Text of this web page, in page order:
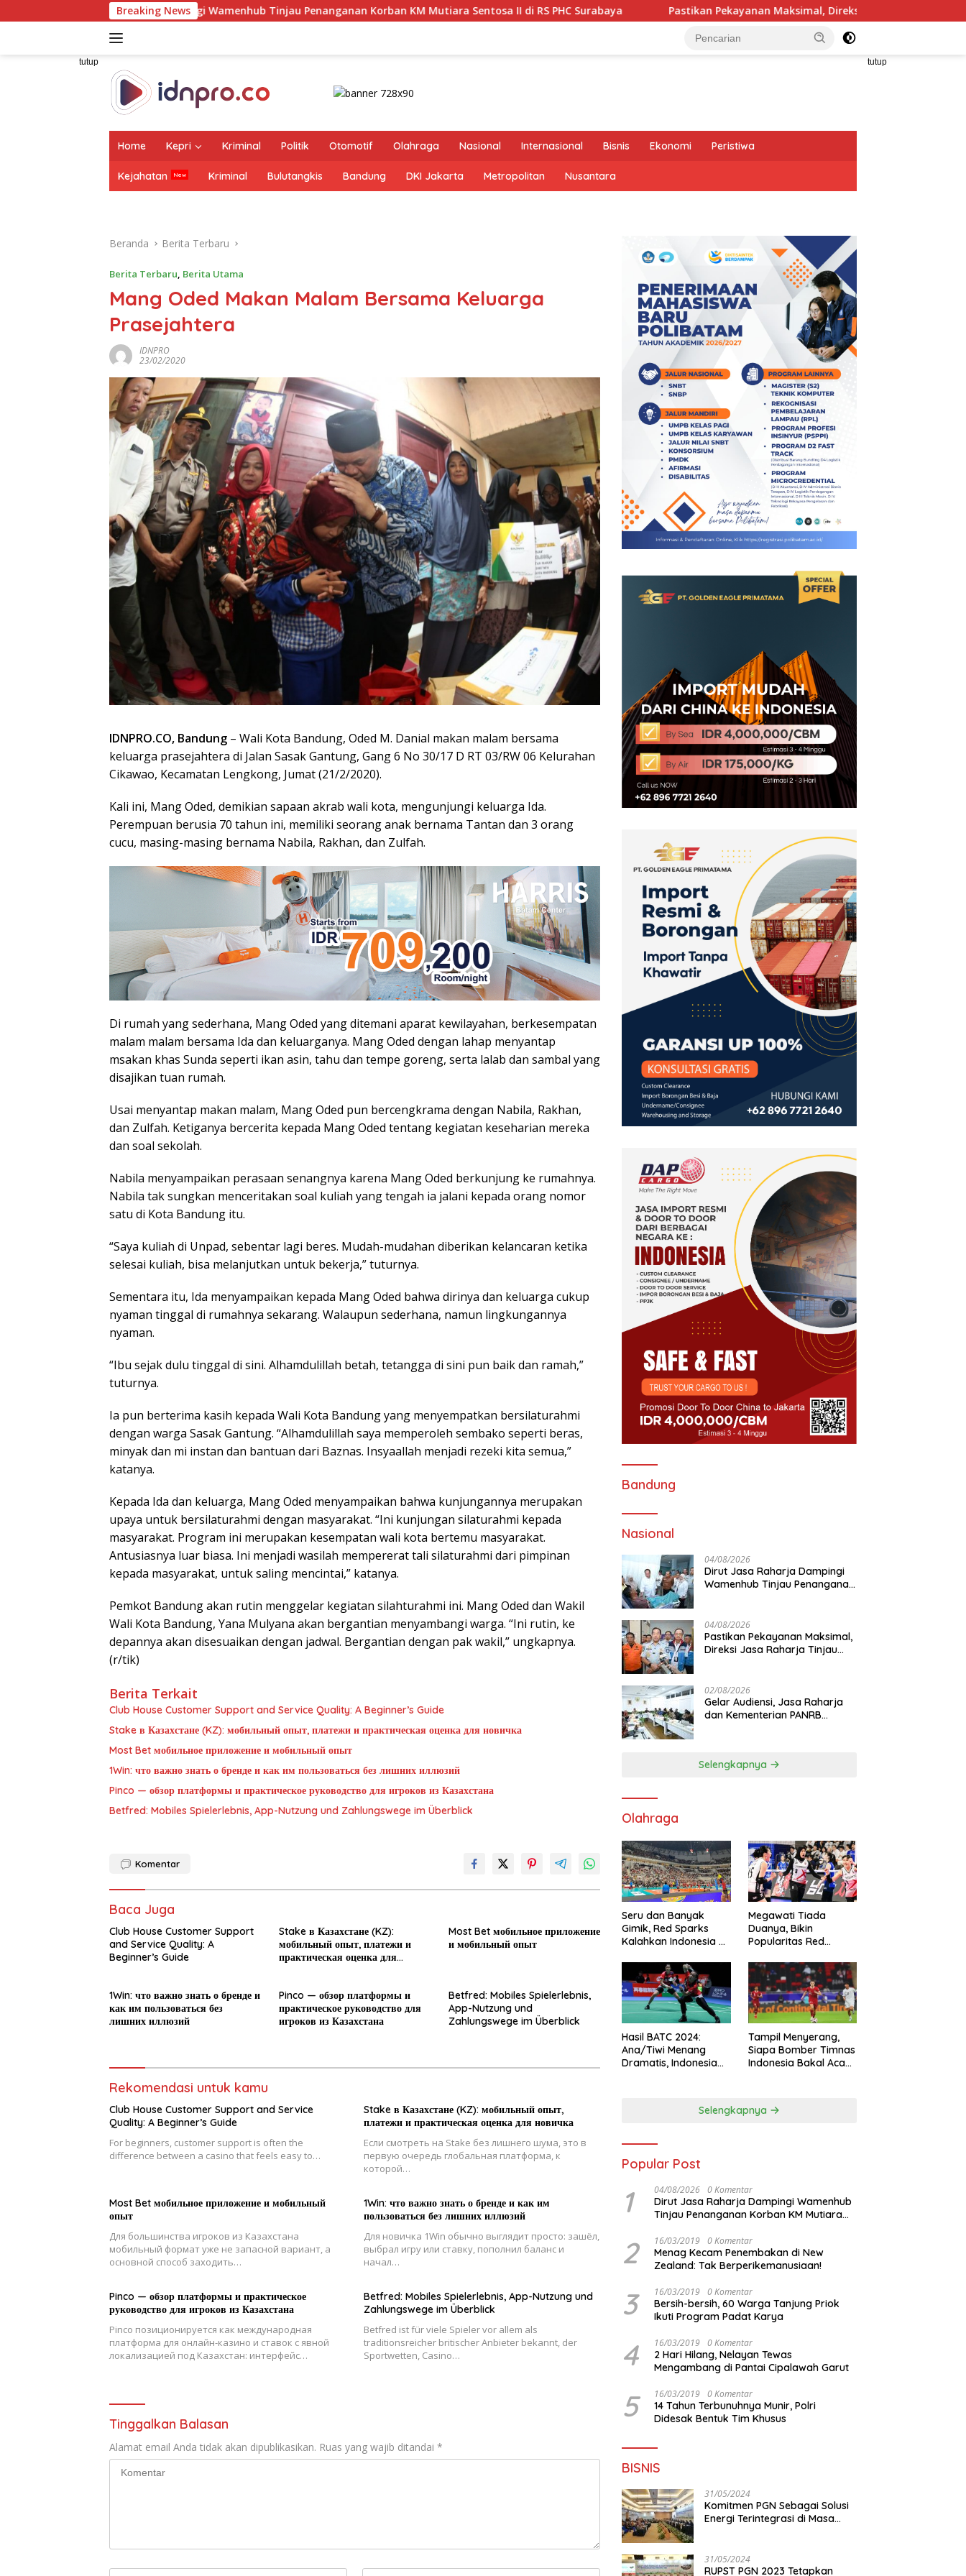
ke
Breaking News
Dampingi Wamenhub Tinjau Penanganan Korban KM Mutiara Sentosa II di RS PHC Surabaya Pastikan Pekayanan Maksimal, Direksi Jasa Raharja Tinjau Korban Kebakaran KM
tutup tutup
Home Kepri Kriminal Politik Otomotif Olahraga Nasional Internasional Bisnis Ekonomi Peristiwa
Kejahatan Kriminal Bulutangkis Bandung DKI Jakarta Metropolitan Nusantara
Beranda Berita Terbaru
Berita Terbaru, Berita Utama
Mang Oded Makan Malam Bersama Keluarga
Prasejahtera
IDNPRO
23/02/2020
IDNPRO.CO, Bandung – Wali Kota Bandung, Oded M. Danial makan malam bersama
keluarga prasejahtera di Jalan Sasak Gantung, Gang 6 No 30/17 D RT 03/RW 06 Kelurahan
Cikawao, Kecamatan Lengkong, Jumat (21/2/2020).
Kali ini, Mang Oded, demikian sapaan akrab wali kota, mengunjungi keluarga Ida.
Perempuan berusia 70 tahun ini, memiliki seorang anak bernama Tantan dan 3 orang
cucu, masing-masing bernama Nabila, Rakhan, dan Zulfah.
Di rumah yang sederhana, Mang Oded yang ditemani aparat kewilayahan, berkesempatan
malam malam bersama Ida dan keluarganya. Mang Oded dengan lahap menyantap
msakan khas Sunda seperti ikan asin, tahu dan tempe goreng, serta lalab dan sambal yang
disajikan tuan rumah.
Usai menyantap makan malam, Mang Oded pun bercengkrama dengan Nabila, Rakhan,
dan Zulfah. Ketiganya bercerita kepada Mang Oded tentang kegiatan keseharian mereka
dan soal sekolah.
Nabila menyampaikan perasaan senangnya karena Mang Oded berkunjung ke rumahnya.
Nabila tak sungkan menceritakan soal kuliah yang tengah ia jalani kepada orang nomor
satu di Kota Bandung itu.
“Saya kuliah di Unpad, sebentar lagi beres. Mudah-mudahan diberikan kelancaran ketika
selesai kuliah, bisa melanjutkan untuk bekerja,” tuturnya.
Sementara itu, Ida menyampaikan kepada Mang Oded bahwa dirinya dan keluarga cukup
nyaman tinggal di rumahnya sekarang. Walaupun sederhana, namun lingkungannya
nyaman.
“Ibu sejak dulu tinggal di sini. Alhamdulillah betah, tetangga di sini pun baik dan ramah,”
tuturnya.
Ia pun berterima kasih kepada Wali Kota Bandung yang menyempatkan bersilaturahmi
dengan warga Sasak Gantung. “Alhamdulillah saya memperoleh sembako seperti beras,
minyak dan mi instan dan bantuan dari Baznas. Insyaallah menjadi rezeki kita semua,”
katanya.
Kepada Ida dan keluarga, Mang Oded menyampaikan bahwa kunjungannya merupakan
upaya untuk bersilaturahmi dengan masyarakat. “Ini kunjungan silaturahmi kepada
masyarakat. Program ini merupakan kesempatan wali kota bertemu masyarakat.
Antusiasnya luar biasa. Ini menjadi wasilah mempererat tali silaturahmi dari pimpinan
kepada masyarakat, untuk saling mencintai,” katanya.
Pemkot Bandung akan rutin menggelar kegiatan silahturahmi ini. Mang Oded dan Wakil
Wali Kota Bandung, Yana Mulyana akan bergantian menyambangi warga. “Ini rutin, ke
depannya akan disesuaikan dengan jadwal. Bergantian dengan pak wakil,” ungkapnya.
(r/tik)
Berita Terkait
Club House Customer Support and Service Quality: A Beginner’s Guide
Stake в Казахстане (KZ): мобильный опыт, платежи и практическая оценка для новичка
Most Bet мобильное приложение и мобильный опыт
1Win: что важно знать о бренде и как им пользоваться без лишних иллюзий
Pinco — обзор платформы и практическое руководство для игроков из Казахстана
Betfred: Mobiles Spielerlebnis, App-Nutzung und Zahlungswege im Überblick
Komentar
Baca Juga
Club House Customer Support
and Service Quality: A
Beginner’s Guide
Stake в Казахстане (KZ):
мобильный опыт, платежи и
практическая оценка для
Most Bet мобильное приложение
и мобильный опыт
1Win: что важно знать о бренде и
как им пользоваться без
лишних иллюзий
Pinco — обзор платформы и
практическое руководство для
игроков из Казахстана
Betfred: Mobiles Spielerlebnis,
App-Nutzung und
Zahlungswege im Überblick
Rekomendasi untuk kamu
Club House Customer Support and Service
Quality: A Beginner’s Guide
For beginners, customer support is often the
difference between a casino that feels easy to…
Stake в Казахстане (KZ): мобильный опыт,
платежи и практическая оценка для новичка
Если смотреть на Stake без лишнего шума, это в
первую очередь глобальная платформа, к
которой…
Most Bet мобильное приложение и мобильный
опыт
Для большинства игроков из Казахстана
мобильный формат уже не запасной вариант, а
основной способ заходить…
1Win: что важно знать о бренде и как им
пользоваться без лишних иллюзий
Для новичка 1Win обычно выглядит просто: зашёл,
выбрал игру или ставку, пополнил баланс и
начал…
Pinco — обзор платформы и практическое
руководство для игроков из Казахстана
Pinco позиционируется как международная
платформа для онлайн-казино и ставок с явной
локализацией под Казахстан: интерфейс…
Betfred: Mobiles Spielerlebnis, App-Nutzung und
Zahlungswege im Überblick
Betfred ist für viele Spieler vor allem als
traditionsreicher britischer Anbieter bekannt, der
Sportwetten, Casino…
Tinggalkan Balasan
Alamat email Anda tidak akan dipublikasikan. Ruas yang wajib ditandai *
Bandung
Nasional
04/08/2026
Dirut Jasa Raharja Dampingi
Wamenhub Tinjau Penanganan
04/08/2026
Pastikan Pekayanan Maksimal,
Direksi Jasa Raharja Tinjau
02/08/2026
Gelar Audiensi, Jasa Raharja
dan Kementerian PANRB
Selengkapnya
Olahraga
Seru dan Banyak
Gimik, Red Sparks
Kalahkan Indonesia All
Megawati Tiada
Duanya, Bikin
Popularitas Red
Hasil BATC 2024:
Ana/Tiwi Menang
Dramatis, Indonesia
Tampil Menyerang,
Siapa Bomber Timnas
Indonesia Bakal Acak-
Selengkapnya
Popular Post
1 04/08/2026 0 Komentar
Dirut Jasa Raharja Dampingi Wamenhub
Tinjau Penanganan Korban KM Mutiara
2 16/03/2019 0 Komentar
Menag Kecam Penembakan di New
Zealand: Tak Berperikemanusiaan!
3 16/03/2019 0 Komentar
Bersih-bersih, 60 Warga Tanjung Priok
Ikuti Program Padat Karya
4 16/03/2019 0 Komentar
2 Hari Hilang, Nelayan Tewas
Mengambang di Pantai Cipalawah Garut
5 16/03/2019 0 Komentar
14 Tahun Terbunuhnya Munir, Polri
Didesak Bentuk Tim Khusus
BISNIS
31/05/2024
Komitmen PGN Sebagai Solusi
Energi Terintegrasi di Masa
31/05/2024
RUPST PGN 2023 Tetapkan